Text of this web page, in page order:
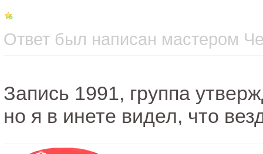
Ответ был написан мастером
Запись 1991, группа
но я в инете видел, что